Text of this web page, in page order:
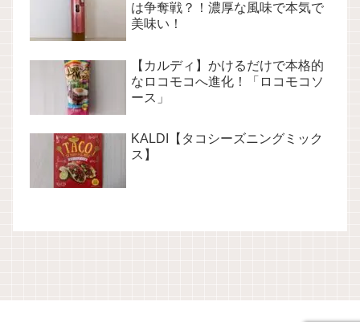
は争奪戦？！濃厚な風味で本気で
美味い！
【カルディ】かけるだけで本格的
なロコモコへ進化！「ロコモコソ
ース」
KALDI【タコシーズニングミック
ス】